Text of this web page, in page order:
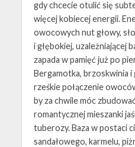
gdy chcecie otulić się
więcej kobiecej energii.
owocowych nut głowy,
i głębokiej, uzależniającej
zapada w pamięć już po
Bergamotka, brzoskwinia i
rześkie połączenie
by za chwile móc
romantycznej mieszanki
tuberozy. Baza w postaci
sandałowego, karmelu,